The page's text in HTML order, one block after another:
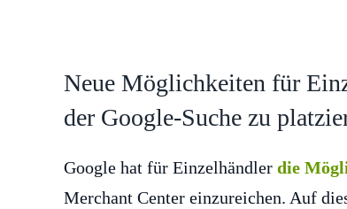
Neue Möglichkeiten für
der Google-Suche zu
Google hat für Einzelhändler die
Merchant Center einzureichen. Auf